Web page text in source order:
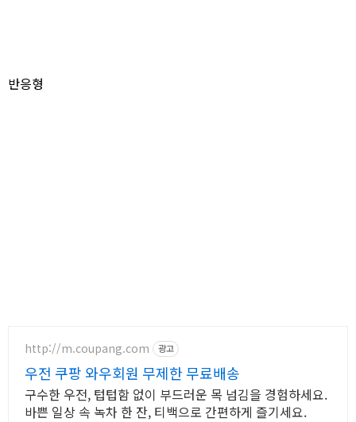
반응형
http://m.coupang.com 광고
우전 쿠팡 와우회원 무제한 무료배송
구수한 우전, 텁텁함 없이 부드러운 목 넘김을 경험하세요.
바쁜 일상 속 녹차 한 잔, 티백으로 간편하게 즐기세요.